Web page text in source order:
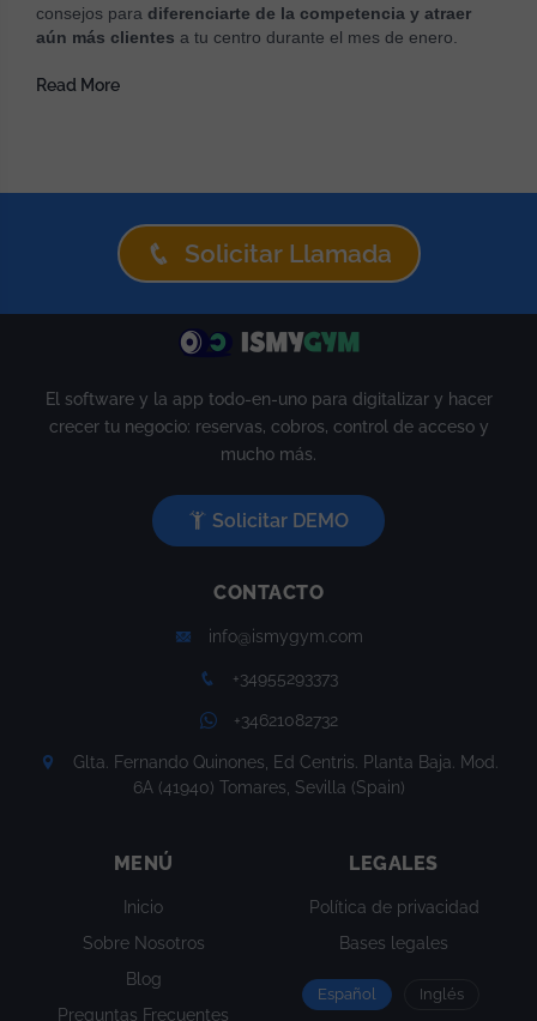
consejos para diferenciarte de la competencia y atraer
aún más clientes a tu centro durante el mes de enero.
Read More
Solicitar Llamada
El software y la app todo-en-uno para digitalizar y hacer
crecer tu negocio: reservas, cobros, control de acceso y
mucho más.
Solicitar DEMO
CONTACTO
info@ismygym.com
+34955293373
+34621082732
Glta. Fernando Quinones, Ed Centris. Planta Baja. Mod.
6A (41940) Tomares, Sevilla (Spain)
MENÚ
Inicio
Sobre Nosotros
Blog
Preguntas Frecuentes
LEGALES
Política de privacidad
Bases legales
Español Inglés